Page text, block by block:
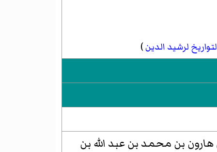
لرشيد الدين)
بن محمد بن عبد الله بن